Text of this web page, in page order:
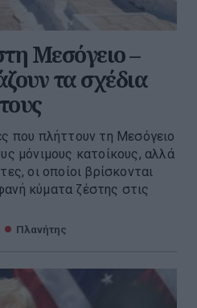
Μεσόγειο –
τα σχέδια
που πλήττουν τη Μεσόγειο
μόνιμους κατοίκους, αλλά
οι οποίοι βρίσκονται
κύματα ζέστης στις
Πλανήτης